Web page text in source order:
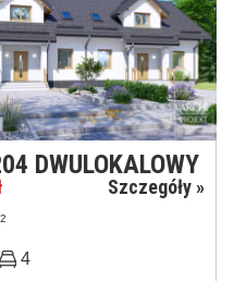
DWULOKALOWY
Szczegóły »
2
4